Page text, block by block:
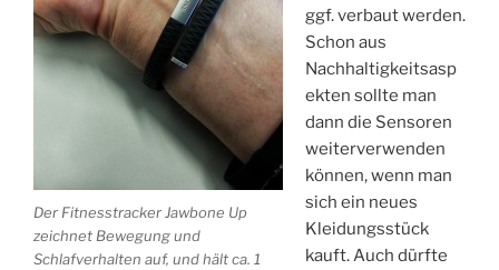
Der Fitnesstracker Jawbone Up
zeichnet Bewegung und
Schlafverhalten auf, und hält ca. 1
ggf. verbaut werden.
Schon aus
Nachhaltigkeitsasp
ekten sollte man
dann die Sensoren
weiterverwenden
können, wenn man
sich ein neues
Kleidungsstück
kauft. Auch dürfte